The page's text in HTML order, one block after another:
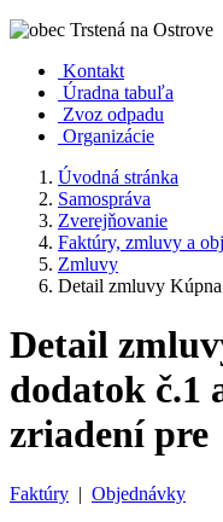
Kontakt
Úradna tabuľa
Zvoz odpadu
Organizácie
Úvodná stránka
Samospráva
Zverejňovanie
Faktúry, zmluvy a
Zmluvy
Detail zmluvy
Detail
dodatok č.1
zriadení pre
Faktúry | Objednávky